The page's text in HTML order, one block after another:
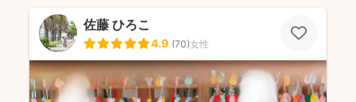
佐藤 ひろこ
4.9 (70)女性